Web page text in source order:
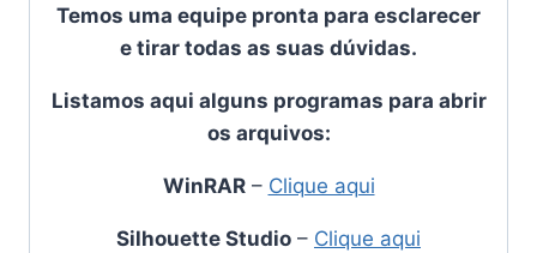
Temos uma equipe pronta para esclarecer
e tirar todas as suas dúvidas.
Listamos aqui alguns programas para abrir
os arquivos:
WinRAR– Clique aqui
Silhouette Studio – Clique aqui